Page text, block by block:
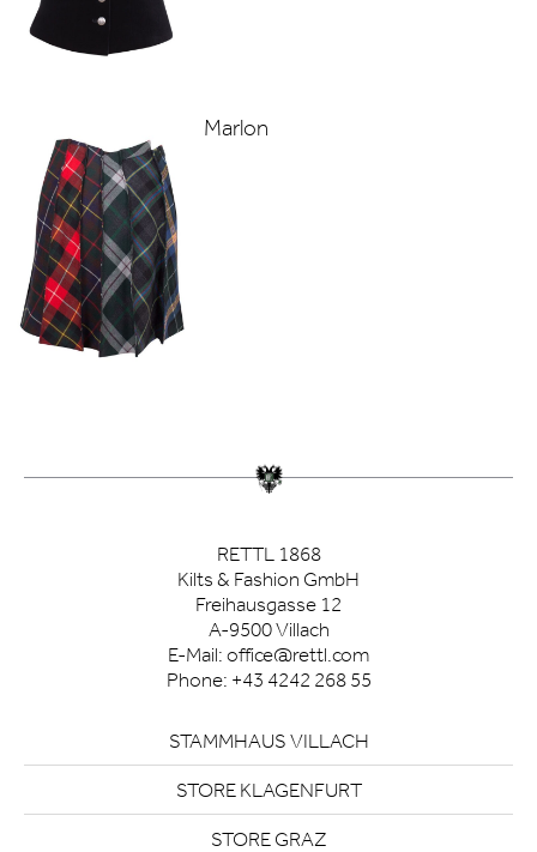
Marlon
RETTL 1868
Kilts & Fashion GmbH
Freihausgasse 12
A-9500 Villach
E-Mail: office@rettl.com
Phone: +43 4242 268 55
STAMMHAUS VILLACH
STORE KLAGENFURT
STORE GRAZ